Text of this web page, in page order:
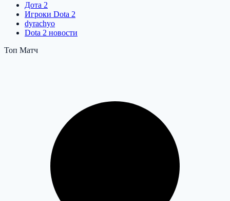
Дота 2
Игроки Dota 2
dyrachyo
Dota 2 новости
Топ Матч